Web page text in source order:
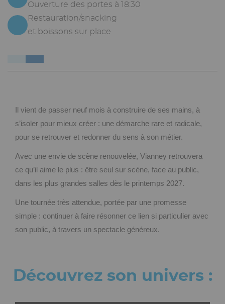
Ouverture des portes à 18:30
Restauration/snacking
et boissons sur place
Il vient de passer neuf mois à construire de ses mains, à
s’isoler pour mieux créer : une démarche rare et radicale,
pour se retrouver et redonner du sens à son métier.
Avec une envie de scène renouvelée, Vianney retrouvera
ce qu’il aime le plus : être seul sur scène, face au public,
dans les plus grandes salles dès le printemps 2027.
Une tournée très attendue, portée par une promesse
simple : continuer à faire résonner ce lien si particulier avec
son public, à travers un spectacle généreux.
Découvrez son univers :